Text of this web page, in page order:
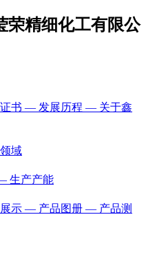
书 — 发展历程 — 关于鑫
域
生产产能
示 — 产品图册 — 产品测